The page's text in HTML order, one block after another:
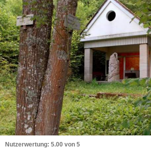
Nutzerwertung: 5.00 von 5